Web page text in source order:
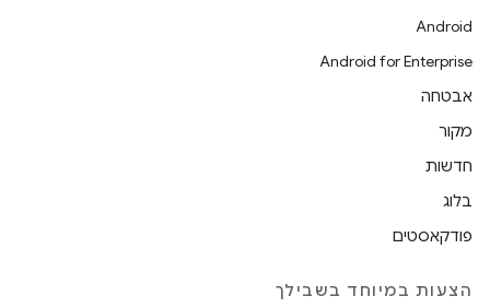
Android
Android for Enterprise
אבטחה
מקור
חדשות
בלוג
פודקאסטים
הצעות במיוחד בשבילך